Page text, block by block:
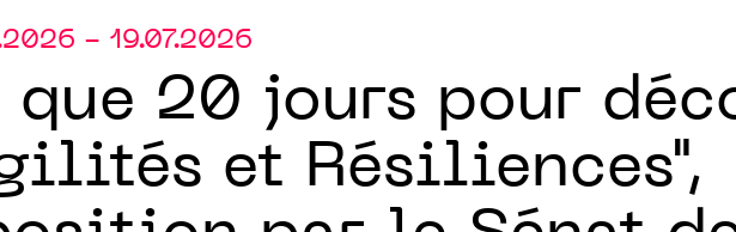
- 19.07.2026
que 20 jours pour
et Résiliences",